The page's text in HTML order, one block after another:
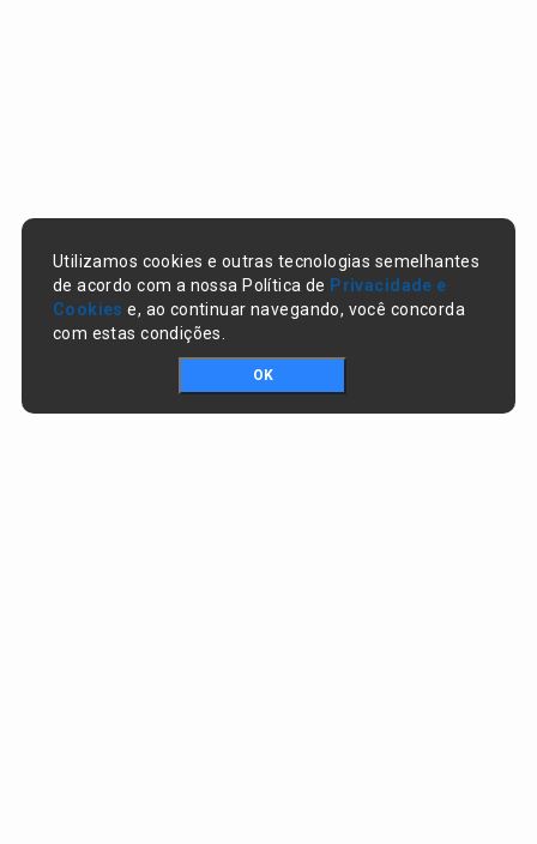
Utilizamos cookies e outras tecnologias semelhantes
de acordo com a nossa Política de Privacidade e
Cookies e, ao continuar navegando, você concorda
com estas condições.
OK